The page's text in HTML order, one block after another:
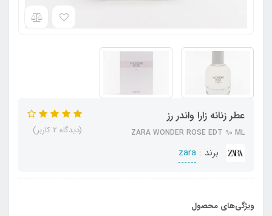
عطر زنانه زارا واندر رز
ZARA WONDER ROSE EDT 90 ML
برند : zara
(دیدگاه 2 کاربر)
ویژگی‌های محصول